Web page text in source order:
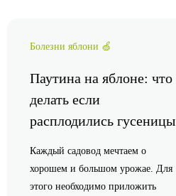
Болезни яблони 🍏
Паутина на яблоне: что
делать если
расплодились гусеницы
Каждый садовод мечтаем о
хорошем и большом урожае. Для
этого необходимо приложить